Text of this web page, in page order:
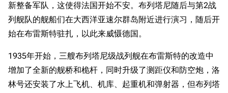
新整备军队，这使得法国开始不安。布列塔尼随后与第2战
列舰队的舰船们在大西洋亚速尔群岛附近进行演习，随后开
始在布雷斯特驻扎，以此来威慑德国。
1935年开始，三艘布列塔尼级战列舰在布雷斯特的改造中
增加了全新的舰桥和桅杆，同时升级了测距仪和防空炮，洛
林号还安装了水上飞机、机库、起重机和弹射器，但布列塔